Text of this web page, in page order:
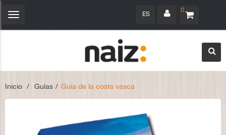
0
ES
Navegación
Inicio > Guías > Guía de la costa vasca